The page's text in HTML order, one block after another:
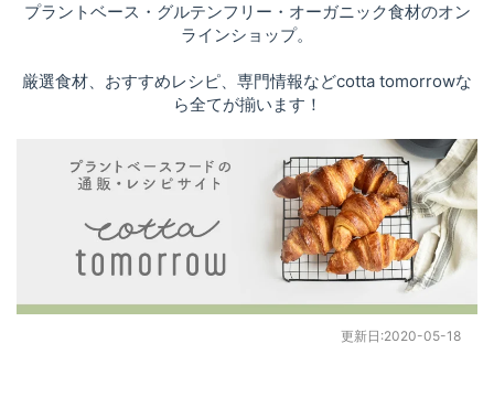
プラントベース・グルテンフリー・オーガニック食材のオン
ラインショップ。
厳選食材、おすすめレシピ、専門情報などcotta tomorrowな
ら全てが揃います！
更新日:2020-05-18